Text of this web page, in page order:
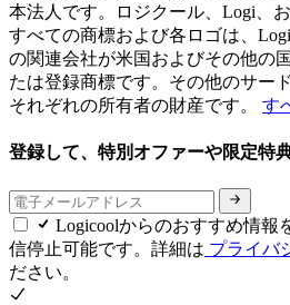
本法人です。ロジクール、Logi、
すべての商標および各ロゴは、
の関連会社が米国およびその他の
たは登録商標です。その他のサー
それぞれの所有者の財産です。 す
登録して、特別オファーや限定特
Logicoolからのおすすめ情
信停止可能です。詳細は プライバ
ださい。